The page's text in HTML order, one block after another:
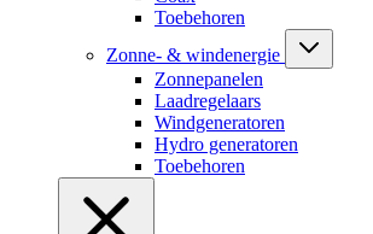
Toebehoren
Zonne- & windenergie
Zonnepanelen
Laadregelaars
Windgeneratoren
Hydro generatoren
Toebehoren